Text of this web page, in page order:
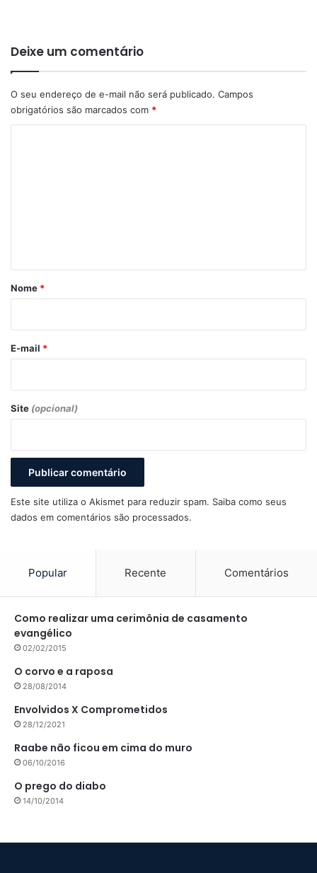
Deixe um comentário
O seu endereço de e-mail não será publicado. Campos
obrigatórios são marcados com *
r
*
Nome *
E-mail *
Site (opcional)
Este site utiliza o Akismet para reduzir spam. Saiba como seus
dados em comentários são processados.
Popular Recente Comentários
Como realizar uma cerimônia de casamento
evangélico
02/02/2015
O corvo e a raposa
28/08/2014
Envolvidos X Comprometidos
28/12/2021
Raabe não ficou em cima do muro
06/10/2016
O prego do diabo
14/10/2014